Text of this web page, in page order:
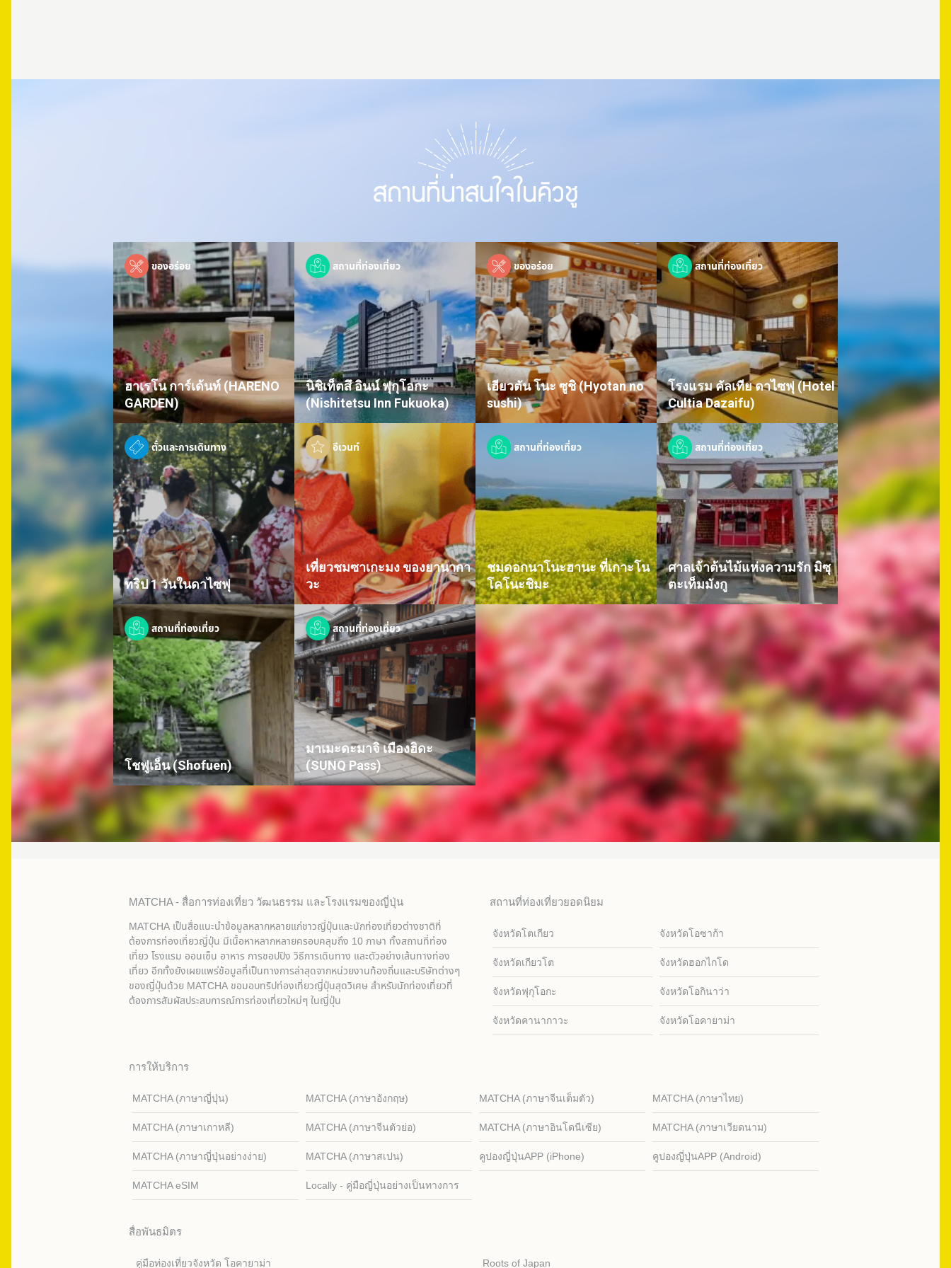
ของอร่อย
ฮาเรโน การ์เด้นท์ (HARENO
GARDEN)
สถานที่ท่องเที่ยว
นิชิเท็ตสึ อินน์ ฟุกุโอกะ
(Nishitetsu Inn Fukuoka)
ของอร่อย
เฮียวตัน โนะ ซูชิ (Hyotan no
sushi)
สถานที่ท่องเที่ยว
โรงแรม คัลเทีย ดาไซฟุ (Hotel
Cultia Dazaifu)
ตั๋วและการเดินทาง
ทริป 1 วันในดาไซฟุ
อีเวนท์
เที่ยวชมซาเกะมง ของยานากา
วะ
สถานที่ท่องเที่ยว
ชมดอกนาโนะฮานะ ที่เกาะโน
โคโนะชิมะ
สถานที่ท่องเที่ยว
ศาลเจ้าต้นไม้แห่งความรัก มิซุ
ตะเท็มมังกู
สถานที่ท่องเที่ยว
โชฟูเอ็น (Shofuen)
สถานที่ท่องเที่ยว
มาเมะดะมาจิ เมืองฮิดะ
(SUNQ Pass)
MATCHA - สื่อการท่องเที่ยว วัฒนธรรม และโรงแรมของญี่ปุ่น
MATCHA เป็นสื่อแนะนำข้อมูลหลากหลายแก่ชาวญี่ปุ่นและนักท่องเที่ยวต่างชาติที่
ต้องการท่องเที่ยวญี่ปุ่น มีเนื้อหาหลากหลายครอบคลุมถึง 10 ภาษา ทั้งสถานที่ท่อง
เที่ยว โรงแรม ออนเซ็น อาหาร การชอปปิง วิธีการเดินทาง และตัวอย่างเส้นทางท่อง
เที่ยว อีกทั้งยังเผยแพร่ข้อมูลที่เป็นทางการล่าสุดจากหน่วยงานท้องถิ่นและบริษัทต่างๆ
ของญี่ปุ่นด้วย MATCHA ขอมอบทริปท่องเที่ยวญี่ปุ่นสุดวิเศษ สำหรับนักท่องเที่ยวที่
ต้องการสัมผัสประสบการณ์การท่องเที่ยวใหม่ๆ ในญี่ปุ่น
สถานที่ท่องเที่ยวยอดนิยม
จังหวัดโตเกียว จังหวัดโอซาก้า
จังหวัดเกียวโต จังหวัดฮอกไกโด
จังหวัดฟุกุโอกะ จังหวัดโอกินาว่า
จังหวัดคานากาวะ จังหวัดโอคายาม่า
การให้บริการ
MATCHA (ภาษาญี่ปุ่น) MATCHA (ภาษาอังกฤษ) MATCHA (ภาษาจีนเต็มตัว) MATCHA (ภาษาไทย)
MATCHA (ภาษาเกาหลี) MATCHA (ภาษาจีนตัวย่อ) MATCHA (ภาษาอินโดนีเซีย) MATCHA (ภาษาเวียดนาม)
MATCHA (ภาษาญี่ปุ่นอย่างง่าย) MATCHA (ภาษาสเปน) คูปองญี่ปุ่นAPP (iPhone) คูปองญี่ปุ่นAPP (Android)
MATCHA eSIM Locally - คู่มือญี่ปุ่นอย่างเป็นทางการ
สื่อพันธมิตร
คู่มือท่องเที่ยวจังหวัด โอคายาม่า Roots of Japan